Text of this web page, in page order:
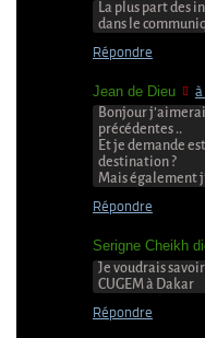
La plus part des
dans le
Répondre
Jean de Dieu
Bonjour
précédentes ..
Et je demande
destination ?
Mais également
Répondre
Serigne Cheikh
Je voudrais
CUGEM à Dakar
Répondre